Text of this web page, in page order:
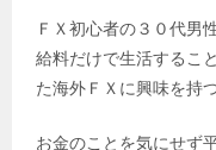
ＦＸ初心者の３０代男
給料だけで生活するこ
た海外ＦＸに興味を持つ
お金のことを気にせず